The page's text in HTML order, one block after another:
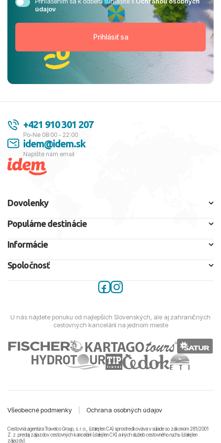
údajov
+421 910 301 207
Po-Ne 08:00 - 22:00
idem@idem.sk
Napíšte nám email
Dovolenky
Populárne destinácie
Informácie
Spoločnosť
U nás nájdete ponuku od najlepších Slovenských, ale aj zahraničných
cestovných kancelárií na jednom mieste
Všeobecné podmienky Ochrana osobných údajov
Cestovná agentúra Travelco Group, s. r. o., (ďalej len CA) sprostredkováva v súlade so zákonom 281/2001
Z. z. predaj zájazdov cestovných kancelárii (ďalej len CK) a iných služieb cestovného ruchu (ďalej len
zájazdy).